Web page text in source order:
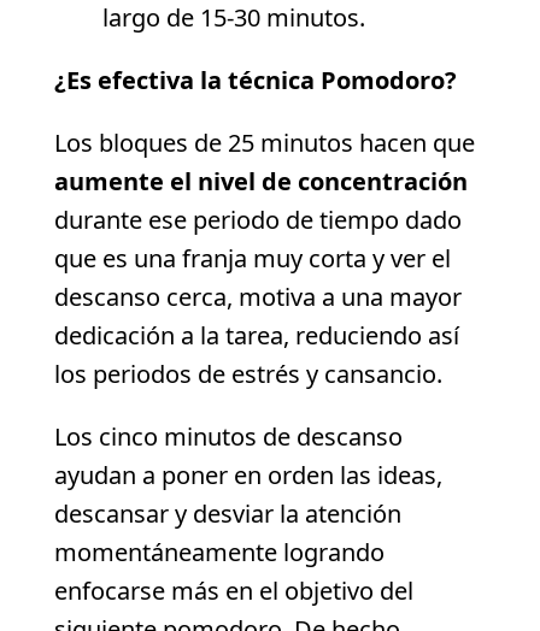
largo de 15-30 minutos.
¿Es efectiva la técnica Pomodoro?
Los bloques de 25 minutos hacen que
aumente el nivel de concentración
durante ese periodo de tiempo dado
que es una franja muy corta y ver el
descanso cerca, motiva a una mayor
dedicación a la tarea, reduciendo así
los periodos de estrés y cansancio.
Los cinco minutos de descanso
ayudan a poner en orden las ideas,
descansar y desviar la atención
momentáneamente logrando
enfocarse más en el objetivo del